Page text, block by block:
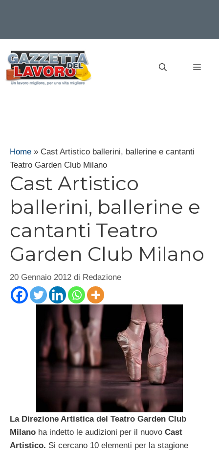
contenuto
Home » Cast Artistico ballerini, ballerine e cantanti
Teatro Garden Club Milano
Cast Artistico
ballerini, ballerine e
cantanti Teatro
Garden Club Milano
20 Gennaio 2012 di Redazione
La Direzione Artistica del Teatro Garden Club
Milano ha indetto le audizioni per il nuovo Cast
Artistico. Si cercano 10 elementi per la stagione